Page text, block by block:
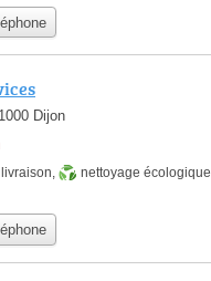
Dijon
livraison, nettoyage écologique